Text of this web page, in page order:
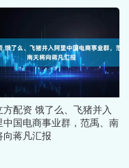
方配资 饿了么、飞猪并入
中国电商事业群，范禹、南
向蒋凡汇报